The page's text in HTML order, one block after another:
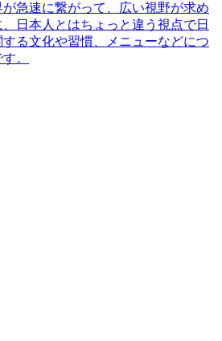
急速に繋がって、広い視野が求め
日本人とはちょっと違う視点で日
る文化や習慣、メニューなどにつ
。